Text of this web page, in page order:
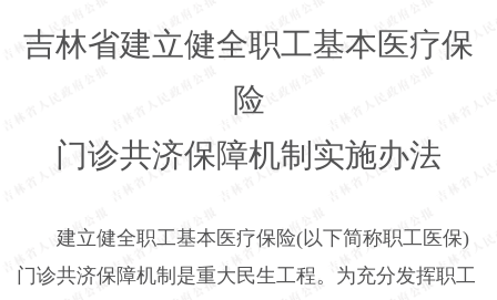
吉林省建立健全职工基本医疗保
险
门诊共济保障机制实施办法
建立健全职工基本医疗保险(以下简称职工医保)
门诊共济保障机制是重大民生工程。为充分发挥职工